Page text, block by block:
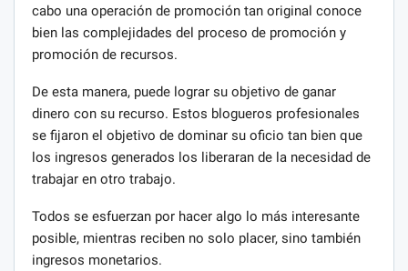
cabo una operación de promoción tan original conoce
bien las complejidades del proceso de promoción y
promoción de recursos.
De esta manera, puede lograr su objetivo de ganar
dinero con su recurso. Estos blogueros profesionales
se fijaron el objetivo de dominar su oficio tan bien que
los ingresos generados los liberaran de la necesidad de
trabajar en otro trabajo.
Todos se esfuerzan por hacer algo lo más interesante
posible, mientras reciben no solo placer, sino también
ingresos monetarios.